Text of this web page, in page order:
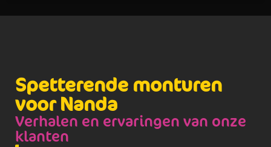
Spetterende monturen
voor Nanda
Verhalen en ervaringen van onze
klanten